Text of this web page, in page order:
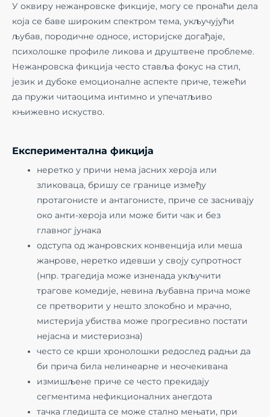
У оквиру нежанровске фикције, могу се пронаћи дела
која се баве широким спектром тема, укључујући
љубав, породичне односе, историјске догађаје,
психолошке профиле ликова и друштвене проблеме.
Нежанровска фикција често ставља фокус на стил,
језик и дубоке емоционалне аспекте приче, тежећи
да пружи читаоцима интимно и упечатљиво
књижевно искуство.
Експериментална фикција
неретко у причи нема јасних хероја или
зликоваца, бришу се границе између
протагонисте и антагонисте, приче се заснивају
око анти-хероја или може бити чак и без
главног јунака
одступа од жанровских конвенција или меша
жанрове, неретко идевши у своју супротност
(нпр. трагедија може изненада укључити
трагове комедије, невина љубавна прича може
се претворити у нешто злокобно и мрачно,
мистерија убиства може прогресивно постати
нејасна и мистериозна)
често се крши хронолошки редослед радњи да
би прича била нелинеарне и неочекивана
измишљене приче се често прекидају
сегментима нефикционалних анегдота
тачка гледишта се може стално мењати, при